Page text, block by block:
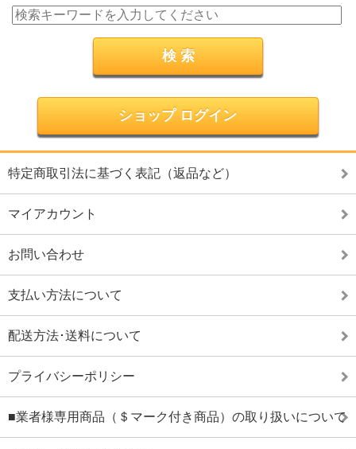
ショップ ログイン
特定商取引法に基づく表記（返品など）
マイアカウント
お問い合わせ
支払い方法について
配送方法･送料について
プライバシーポリシー
■業者様専用商品（＄マーク付き商品）の取り扱いについて